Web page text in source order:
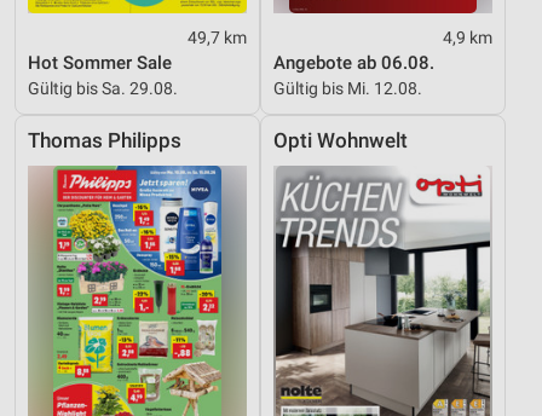
49,7 km
Hot Sommer Sale
Gültig bis Sa. 29.08.
4,9 km
Angebote ab 06.08.
Gültig bis Mi. 12.08.
Thomas Philipps Opti Wohnwelt
Geräte anhand von aktiv angeforderten
Informationen identifizieren
Nicht-IAB-Verarbeitungszwecke:
Performance
Funktional
Werbung